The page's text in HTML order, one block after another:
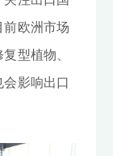
前欧洲市场
型植物、
影响出口